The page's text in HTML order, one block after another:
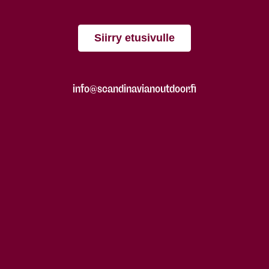
Siirry etusivulle
info@scandinavianoutdoor.fi